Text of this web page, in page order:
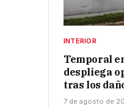
INTERIOR
Temporal
despliega
tras los
7 de agosto de